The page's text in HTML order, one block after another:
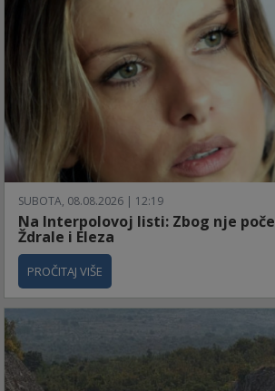
SUBOTA, 08.08.2026 | 12:19
Na Interpolovoj listi: Zbog nje
Ždrale i Eleza
PROČITAJ VIŠE